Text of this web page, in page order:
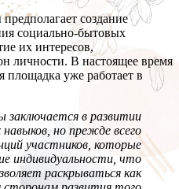
создание
социально-бытовых
их интересов,
личности. В настоящее время
площадка уже работает в
заключается в развитии
но прежде всего
участников, которые
индивидуальности, что
раскрываться как